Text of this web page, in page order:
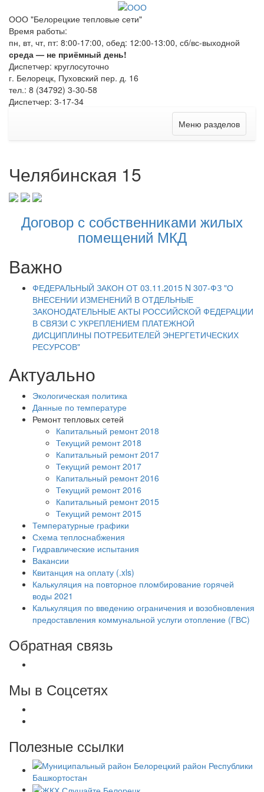
ООО "Белорецкие тепловые сети"
Время работы:
пн, вт, чт, пт: 8:00-17:00, обед: 12:00-13:00, сб/вс-выходной
среда — не приёмный день!
Диспетчер: круглосуточно
г. Белорецк, Пуховский пер. д. 16
тел.: 8 (34792) 3-30-58
Диспетчер: 3-17-34
Меню разделов
Челябинская 15
Договор с собственниками жилых
помещений МКД
Важно
ФЕДЕРАЛЬНЫЙ ЗАКОН ОТ 03.11.2015 N 307-ФЗ "О
ВНЕСЕНИИ ИЗМЕНЕНИЙ В ОТДЕЛЬНЫЕ
ЗАКОНОДАТЕЛЬНЫЕ АКТЫ РОССИЙСКОЙ ФЕДЕРАЦИИ
В СВЯЗИ С УКРЕПЛЕНИЕМ ПЛАТЕЖНОЙ
ДИСЦИПЛИНЫ ПОТРЕБИТЕЛЕЙ ЭНЕРГЕТИЧЕСКИХ
РЕСУРСОВ"
Актуально
Экологическая политика
Данные по температуре
Ремонт тепловых сетей
Капитальный ремонт 2018
Текущий ремонт 2018
Капитальный ремонт 2017
Текущий ремонт 2017
Капитальный ремонт 2016
Текущий ремонт 2016
Капитальный ремонт 2015
Текущий ремонт 2015
Температурные графики
Схема теплоснабжения
Гидравлические испытания
Вакансии
Квитанция на оплату (.xls)
Калькуляция на повторное пломбирование горячей
воды 2021
Калькуляция по введению ограничения и возобновления
предоставления коммунальной услуги отопление (ГВС)
Обратная связь
Мы в Соцсетях
Полезные ссылки